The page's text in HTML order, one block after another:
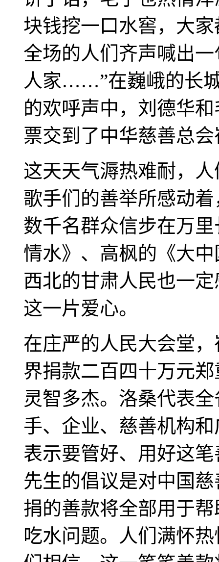
块钱挖一口水窖，大
全场的人们齐声喊出
人家……”在巍峨的长
的欢呼声中，刘德华
票交到了中华慈善总
这天天气溽热难耐，
歌手们的善举所感动
数千名群众信步在万
情水》、高枫的《大
西北的甘肃人民也一
这一片爱心。
在庄严的人民大会堂
界捐款二百四十万元
灵智多杰。洛桑代表
手、企业、慈善机构
表示要管好、用好这
先生的倡议是对中国
捐的善款将全部用于
吃水问题。人们满怀